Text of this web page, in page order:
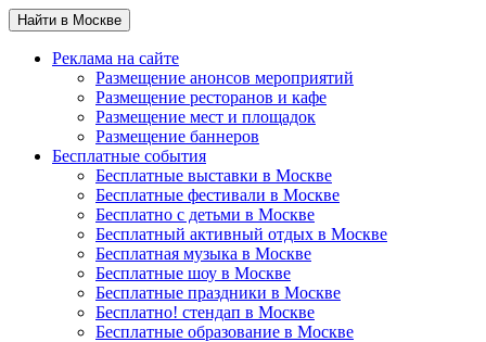
Найти в Москве
Реклама на сайте
Размещение анонсов мероприятий
Размещение ресторанов и кафе
Размещение мест и площадок
Размещение баннеров
Бесплатные события
Бесплатные выставки в Москве
Бесплатные фестивали в Москве
Бесплатно с детьми в Москве
Бесплатный активный отдых в Москве
Бесплатная музыка в Москве
Бесплатные шоу в Москве
Бесплатные праздники в Москве
Бесплатно! стендап в Москве
Бесплатные образование в Москве